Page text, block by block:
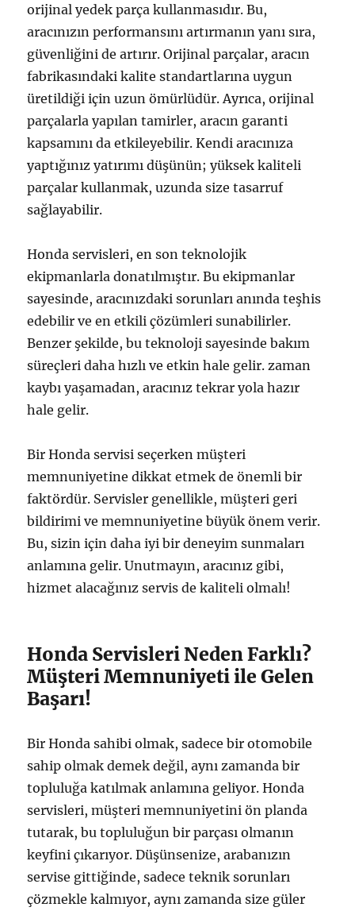
orijinal yedek parça kullanmasıdır. Bu,
aracınızın performansını artırmanın yanı sıra,
güvenliğini de artırır. Orijinal parçalar, aracın
fabrikasındaki kalite standartlarına uygun
üretildiği için uzun ömürlüdür. Ayrıca, orijinal
parçalarla yapılan tamirler, aracın garanti
kapsamını da etkileyebilir. Kendi aracınıza
yaptığınız yatırımı düşünün; yüksek kaliteli
parçalar kullanmak, uzunda size tasarruf
sağlayabilir.
Honda servisleri, en son teknolojik
ekipmanlarla donatılmıştır. Bu ekipmanlar
sayesinde, aracınızdaki sorunları anında teşhis
edebilir ve en etkili çözümleri sunabilirler.
Benzer şekilde, bu teknoloji sayesinde bakım
süreçleri daha hızlı ve etkin hale gelir. zaman
kaybı yaşamadan, aracınız tekrar yola hazır
hale gelir.
Bir Honda servisi seçerken müşteri
memnuniyetine dikkat etmek de önemli bir
faktördür. Servisler genellikle, müşteri geri
bildirimi ve memnuniyetine büyük önem verir.
Bu, sizin için daha iyi bir deneyim sunmaları
anlamına gelir. Unutmayın, aracınız gibi,
hizmet alacağınız servis de kaliteli olmalı!
Honda Servisleri Neden Farklı?
Müşteri Memnuniyeti ile Gelen
Başarı!
Bir Honda sahibi olmak, sadece bir otomobile
sahip olmak demek değil, aynı zamanda bir
topluluğa katılmak anlamına geliyor. Honda
servisleri, müşteri memnuniyetini ön planda
tutarak, bu topluluğun bir parçası olmanın
keyfini çıkarıyor. Düşünsenize, arabanızın
servise gittiğinde, sadece teknik sorunları
çözmekle kalmıyor, aynı zamanda size güler